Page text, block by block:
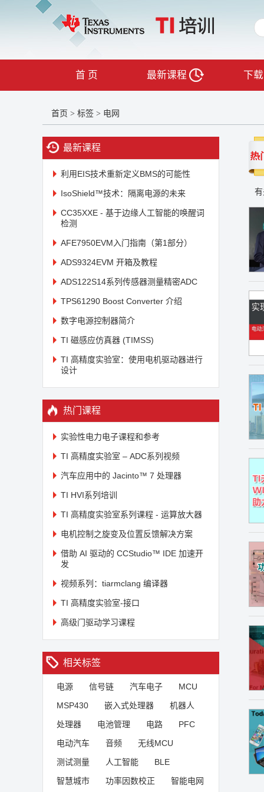
首 页 最新课程 下
首页 > 标签 > 电网
最新课程
利用EIS技术重新定义BMS的可能性
IsoShield™技术：隔离电源的未来
CC35XXE - 基于边缘人工智能的唤醒词
检测
AFE7950EVM入门指南（第1部分）
ADS9324EVM 开箱及教程
ADS122S14系列传感器测量精密ADC
TPS61290 Boost Converter 介绍
数字电源控制器简介
TI 磁感应仿真器 (TIMSS)
TI 高精度实验室：使用电机驱动器进行
设计
热门课程
实验性电力电子课程和参考
TI 高精度实验室 – ADC系列视频
汽车应用中的 Jacinto™ 7 处理器
TI HVI系列培训
TI 高精度实验室系列课程 - 运算放大器
电机控制之旋变及位置反馈解决方案
借助 AI 驱动的 CCStudio™ IDE 加速开
发
视频系列：tiarmclang 编译器
TI 高精度实验室-接口
高级门驱动学习课程
相关标签
电源 信号链 汽车电子
MCU
MSP430
嵌入式处理器
机器人
处理器
电池管理 电路
PFC
电动汽车
音频
无线MCU
测试测量
人工智能
BLE
智慧城市
功率因数校正 智能电网
有